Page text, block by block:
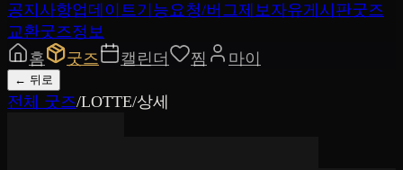
공지사항업데이트기능요청/버그제보자유게시판굿즈
교환굿즈정보
홈
굿즈 캘린더 찜 마이
← 뒤로
전체 굿즈/LOTTE/상세